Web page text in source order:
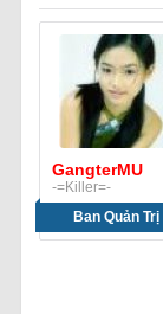
GangterMU
-=Killer=-
Ban Quản Trị